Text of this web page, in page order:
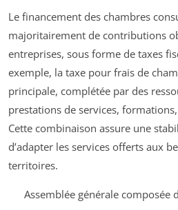
Le financement des chambres
majoritairement de contributions
entreprises, sous forme de taxes
exemple, la taxe pour frais de
principale, complétée par des
prestations de services,
Cette combinaison assure une
d’adapter les services offerts aux
territoires.
Assemblée générale composée